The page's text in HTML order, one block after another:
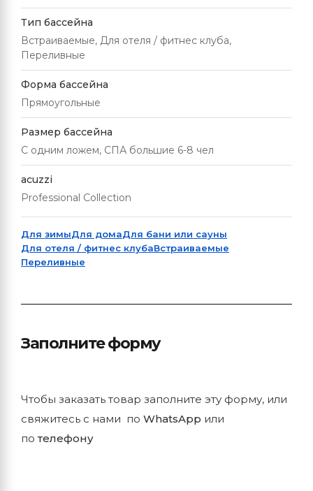
Тип бассейна
Встраиваемые, Для отеля / фитнес клуба,
Переливные
Форма бассейна
Прямоугольные
Размер бассейна
С одним ложем, СПА большие 6-8 чел
acuzzi
Professional Collection
Для зимыДля домаДля бани или сауны
Для отеля / фитнес клубаВстраиваемые
Переливные
Заполните форму
Чтобы заказать товар заполните эту форму, или
свяжитесь с нами по WhatsApp или
потелефону